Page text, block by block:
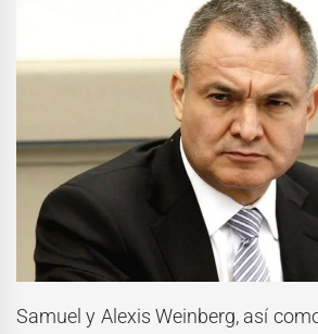
Samuel y Alexis Weinberg, así